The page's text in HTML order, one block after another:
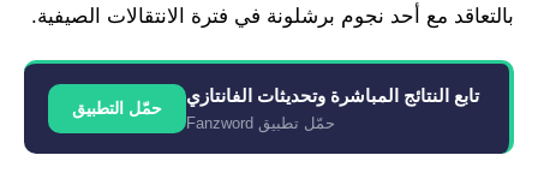
بالتعاقد مع أحد نجوم برشلونة في فترة الانتقالات الصيفية.
تابع النتائج المباشرة وتحديثات الفانتازي
حمّل تطبيق Fanzword
حمّل التطبيق